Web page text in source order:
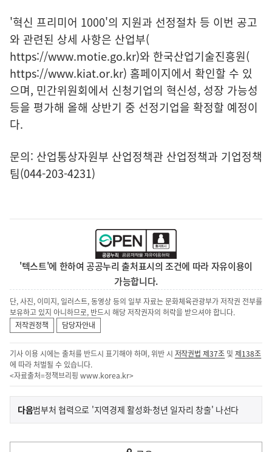
'혁신 프리미어 1000'의 지원과 선정절차 등 이번 공고
와 관련된 상세 사항은 산업부(
https://www.motie.go.kr)와 한국산업기술진흥원(
https://www.kiat.or.kr) 홈페이지에서 확인할 수 있
으며, 민간위원회에서 신청기업의 혁신성, 성장 가능성
등을 평가해 올해 상반기 중 선정기업을 확정할 예정이
다.
문의: 산업통상자원부 산업정책관 산업정책과 기업정책
팀(044-203-4231)
'텍스트'에 한하여 공공누리 출처표시의 조건에 따라 자유이용이
가능합니다.
단, 사진, 이미지, 일러스트, 동영상 등의 일부 자료는 문화체육관광부가 저작권 전부를
보유하고 있지 아니하므로, 반드시 해당 저작권자의 허락을 받으셔야 합니다.
저작권정책
담당자안내
기사 이용 시에는 출처를 반드시 표기해야 하며, 위반 시 저작권법 제37조 및제138조
에 따라 처벌될 수 있습니다.
<자료출처=정책브리핑 www.korea.kr>
이
전
다
다음기
사
범부처 협력으로 '지역경제 활성화·청년 일자리 창출' 나선다